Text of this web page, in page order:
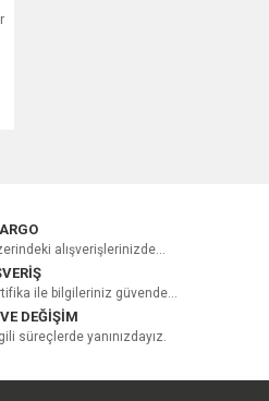
alışverişlerinizde...
ile bilgileriniz güvende...
DEĞİŞİM
süreçlerde yanınızdayız.